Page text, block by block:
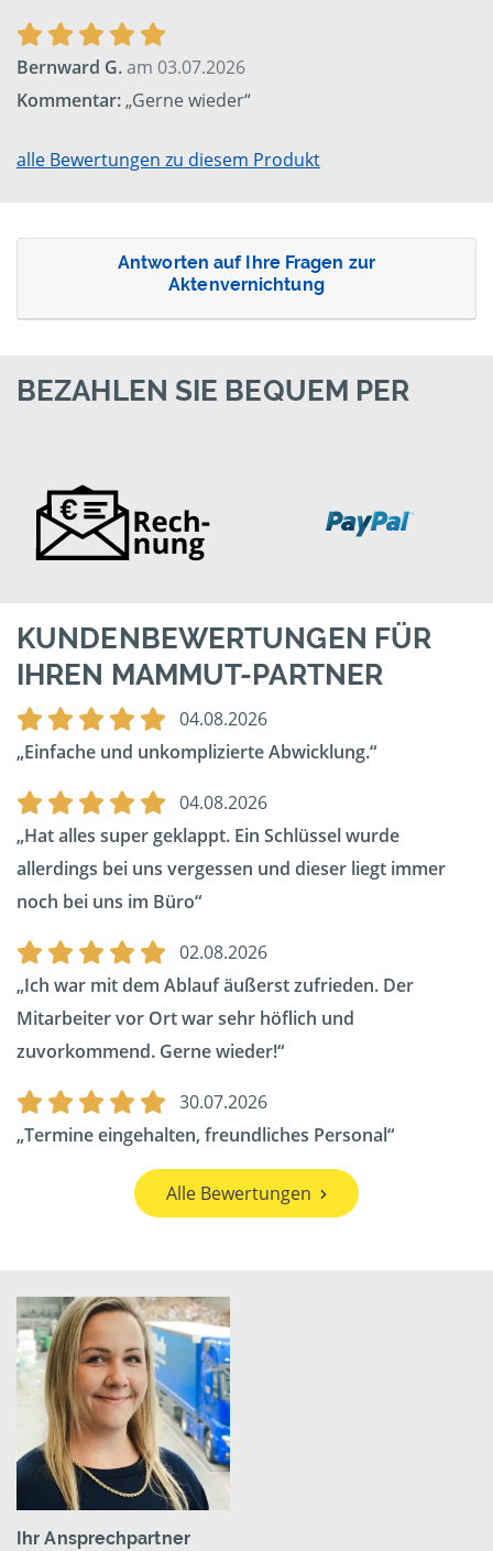
Bernward G.am 03.07.2026
Kommentar:„Gerne wieder“
alle Bewertungen zu diesem Produkt
Antworten auf Ihre Fragen zur
Aktenvernichtung
BEZAHLEN SIE BEQUEM PER
KUNDENBEWERTUNGEN FÜR
IHREN MAMMUT-PARTNER
04.08.2026
Einfache und unkomplizierte Abwicklung.
04.08.2026
Hat alles super geklappt. Ein Schlüssel wurde
allerdings bei uns vergessen und dieser liegt immer
noch bei uns im Büro
02.08.2026
Ich war mit dem Ablauf äußerst zufrieden. Der
Mitarbeiter vor Ort war sehr höflich und
zuvorkommend. Gerne wieder!
30.07.2026
Termine eingehalten, freundliches Personal
Alle Bewertungen
Ihr Ansprechpartner